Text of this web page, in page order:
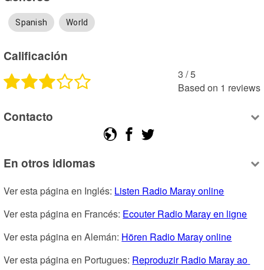
Spanish World
Calificación
3 /5
Based on 1 reviews
Contacto
En otros idiomas
Ver esta página en Inglés: Listen Radio Maray online
Ver esta página en Francés: Ecouter Radio Maray en ligne
Ver esta página en Alemán: Hören Radio Maray online
Ver esta página en Portugues: Reproduzir Radio Maray ao